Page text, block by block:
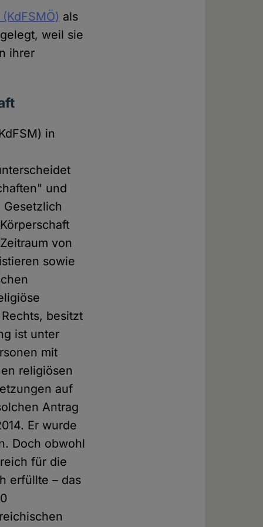
(KdFSMÖ) als
weil sie
ihrer
in
und
von
sowie
besitzt
ist unter
mit
religiösen
auf
Antrag
Er wurde
Doch obwohl
für die
erfüllte – das